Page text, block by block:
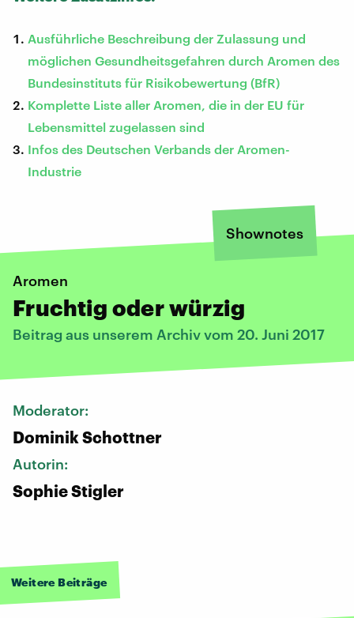
Ausführliche Beschreibung der Zulassung und
möglichen Gesundheitsgefahren durch Aromen des
Bundesinstituts für Risikobewertung (BfR)
Komplette Liste aller Aromen, die in der EU für
Lebensmittel zugelassen sind
Infos des Deutschen Verbands der Aromen-
Industrie
Shownotes
Aromen
Fruchtig oder würzig
Beitrag aus unserem Archiv vom 20. Juni 2017
Moderator:
Dominik Schottner
Autorin:
Sophie Stigler
Weitere Beiträge